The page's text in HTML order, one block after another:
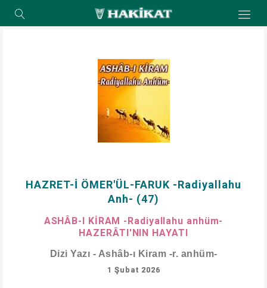
HAZRET-İ ÖMER'ÜL-FARUK -Radiyallahu
Anh- (47)
ASHÂB-I KİRAM -Radiyallahu anhüm-
HAZERÂTI'NIN HAYATI
Dizi Yazı - Ashâb-ı Kiram -r. anhüm-
1 Şubat 2026